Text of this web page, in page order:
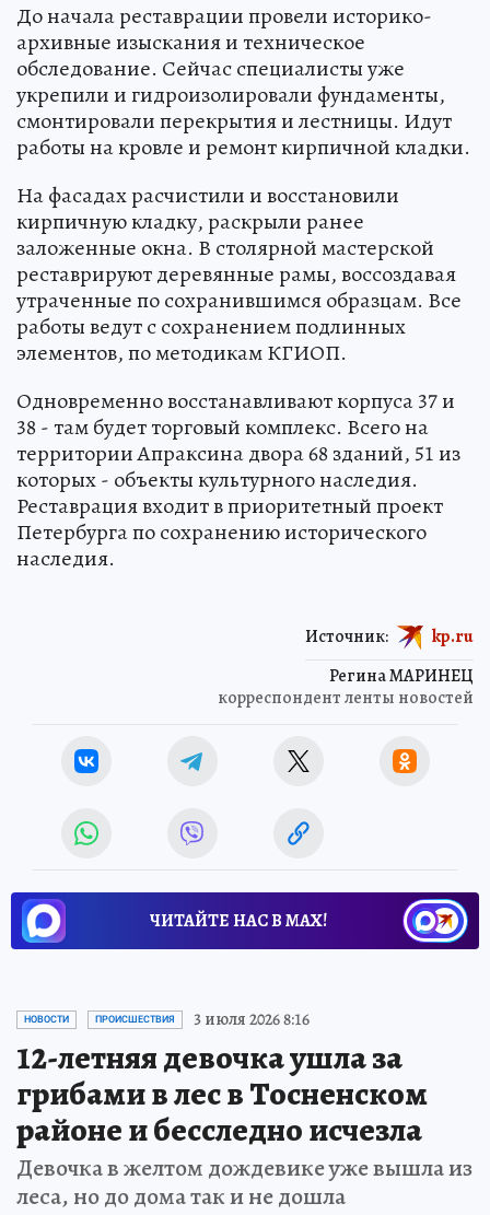
До начала реставрации провели историко-
архивные изыскания и техническое
обследование. Сейчас специалисты уже
укрепили и гидроизолировали фундаменты,
смонтировали перекрытия и лестницы. Идут
работы на кровле и ремонт кирпичной кладки.
На фасадах расчистили и восстановили
кирпичную кладку, раскрыли ранее
заложенные окна. В столярной мастерской
реставрируют деревянные рамы, воссоздавая
утраченные по сохранившимся образцам. Все
работы ведут с сохранением подлинных
элементов, по методикам КГИОП.
Одновременно восстанавливают корпуса 37 и
38 - там будет торговый комплекс. Всего на
территории Апраксина двора 68 зданий, 51 из
которых - объекты культурного наследия.
Реставрация входит в приоритетный проект
Петербурга по сохранению исторического
наследия.
Регина МАРИНЕЦ
корреспондент ленты новостей
Источник: kp.ru
ЧИТАЙТЕ НАС В МАХ!
НОВОСТИ ПРОИСШЕСТВИЯ 3 июля 2026 8:16
12-летняя девочка ушла за
грибами в лес в Тосненском
районе и бесследно исчезла
Девочка в желтом дождевике уже вышла из
леса, но до дома так и не дошла